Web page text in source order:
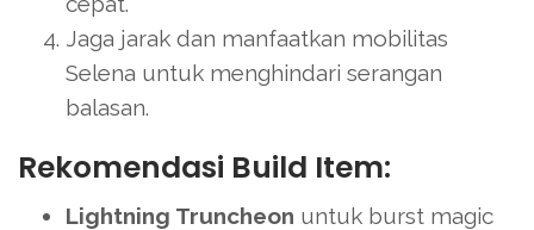
Jaga jarak dan manfaatkan mobilitas
Selena untuk menghindari serangan
balasan.
Rekomendasi Build Item:
Lightning Truncheon untuk burst magic